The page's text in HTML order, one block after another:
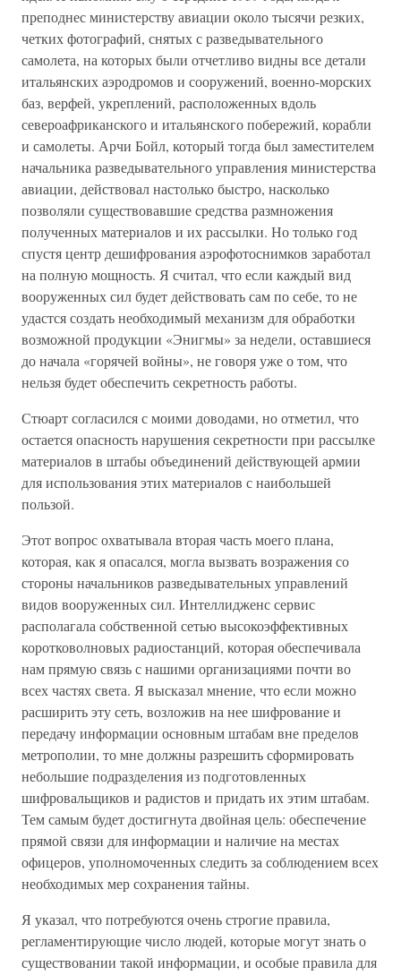
преподнес министерству авиации около тысячи резких,
четких фотографий, снятых с разведывательного
самолета, на которых были отчетливо видны все детали
итальянских аэродромов и сооружений, военно-морских
баз, верфей, укреплений, расположенных вдоль
североафриканского и итальянского побережий, корабли
и самолеты. Арчи Бойл, который тогда был заместителем
начальника разведывательного управления министерства
авиации, действовал настолько быстро, насколько
позволяли существовавшие средства размножения
полученных материалов и их рассылки. Но только год
спустя центр дешифрования аэрофотоснимков заработал
на полную мощность. Я считал, что если каждый вид
вооруженных сил будет действовать сам по себе, то не
удастся создать необходимый механизм для обработки
возможной продукции «Энигмы» за недели, оставшиеся
до начала «горячей войны», не говоря уже о том, что
нельзя будет обеспечить секретность работы.
Стюарт согласился с моими доводами, но отметил, что
остается опасность нарушения секретности при рассылке
материалов в штабы объединений действующей армии
для использования этих материалов с наибольшей
пользой.
Этот вопрос охватывала вторая часть моего плана,
которая, как я опасался, могла вызвать возражения со
стороны начальников разведывательных управлений
видов вооруженных сил. Интеллидженс сервис
располагала собственной сетью высокоэффективных
коротковолновых радиостанций, которая обеспечивала
нам прямую связь с нашими организациями почти во
всех частях света. Я высказал мнение, что если можно
расширить эту сеть, возложив на нее шифрование и
передачу информации основным штабам вне пределов
метрополии, то мне должны разрешить сформировать
небольшие подразделения из подготовленных
шифровальщиков и радистов и придать их этим штабам.
Тем самым будет достигнута двойная цель: обеспечение
прямой связи для информации и наличие на местах
офицеров, уполномоченных следить за соблюдением всех
необходимых мер сохранения тайны.
Я указал, что потребуются очень строгие правила,
регламентирующие число людей, которые могут знать о
существовании такой информации, и особые правила для